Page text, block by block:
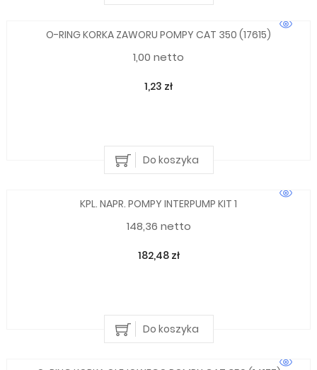
O-RING KORKA ZAWORU POMPY CAT 350 (17615)
1,00 netto
1,23 zł
Do koszyka
KPL. NAPR. POMPY INTERPUMP KIT 1
148,36 netto
182,48 zł
Do koszyka